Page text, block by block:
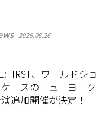
リリース！
2026.06.26
、ワールドショ
ースのニューヨーク
追加開催が決定！